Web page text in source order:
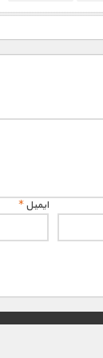
1900 تومان – سگ ها (افزودن به سبد خريد)
ایمیل*